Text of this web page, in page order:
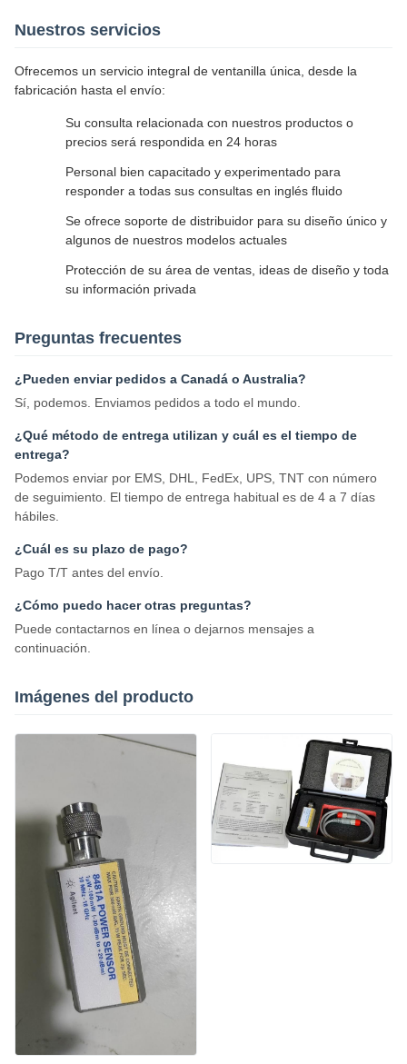
Nuestros servicios
Ofrecemos un servicio integral de ventanilla única, desde la
fabricación hasta el envío:
Su consulta relacionada con nuestros productos o
precios será respondida en 24 horas
Personal bien capacitado y experimentado para
responder a todas sus consultas en inglés fluido
Se ofrece soporte de distribuidor para su diseño único y
algunos de nuestros modelos actuales
Protección de su área de ventas, ideas de diseño y toda
su información privada
Preguntas frecuentes
¿Pueden enviar pedidos a Canadá o Australia?
Sí, podemos. Enviamos pedidos a todo el mundo.
¿Qué método de entrega utilizan y cuál es el tiempo de
entrega?
Podemos enviar por EMS, DHL, FedEx, UPS, TNT con número
de seguimiento. El tiempo de entrega habitual es de 4 a 7 días
hábiles.
¿Cuál es su plazo de pago?
Pago T/T antes del envío.
¿Cómo puedo hacer otras preguntas?
Puede contactarnos en línea o dejarnos mensajes a
continuación.
Imágenes del producto